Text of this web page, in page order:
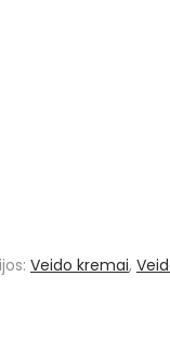
Veido kremai,